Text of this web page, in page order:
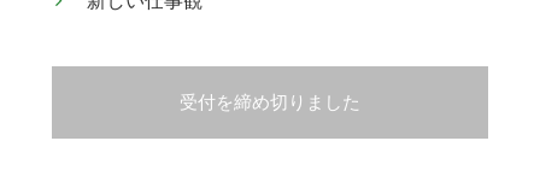
受付を締め切りました